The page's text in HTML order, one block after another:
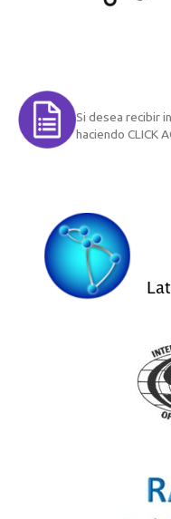
Si desea recibir
haciendo CLICK